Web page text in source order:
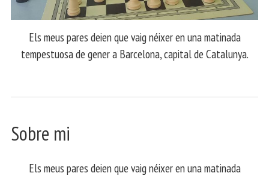
Els meus pares deien que vaig néixer en una matinada
tempestuosa de gener a Barcelona, capital de Catalunya.
Sobre mi
Els meus pares deien que vaig néixer en una matinada